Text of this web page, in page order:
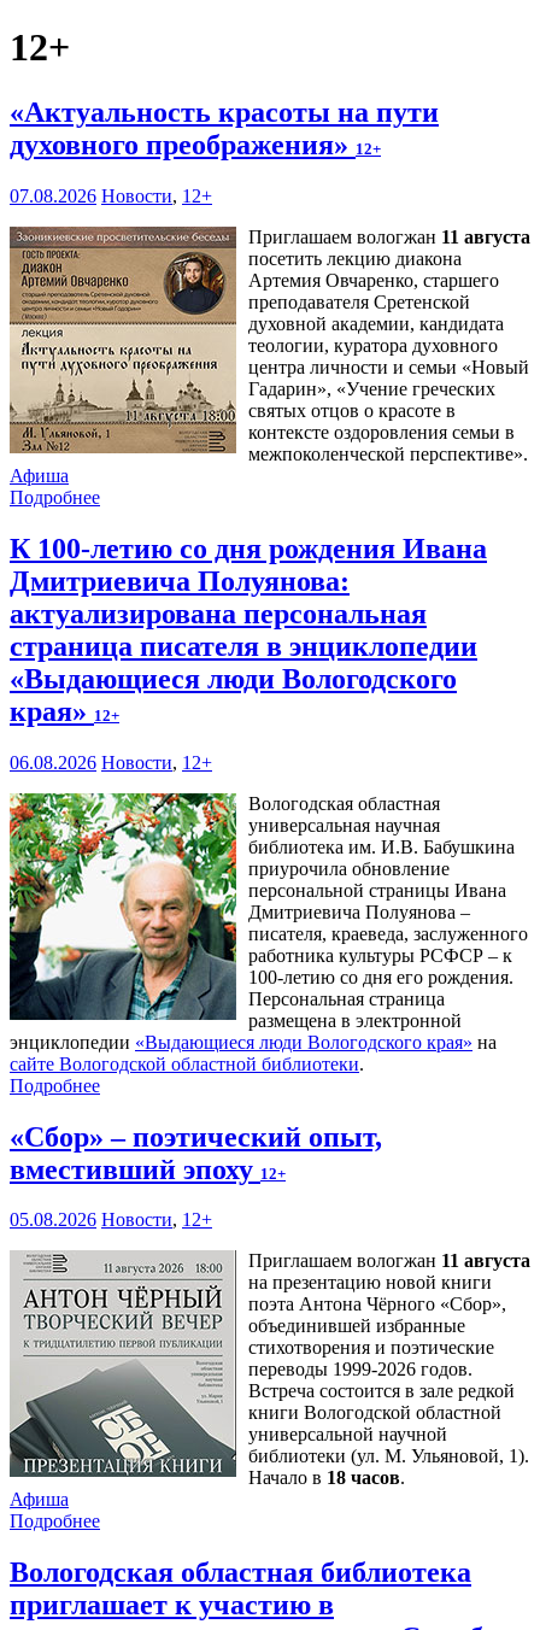
12+
«Актуальность красоты на пути
духовного преображения» 12+
07.08.2026 Новости, 12+
Приглашаем вологжан 11 августа
посетить лекцию диакона
Артемия Овчаренко, старшего
преподавателя Сретенской
духовной академии, кандидата
теологии, куратора духовного
центра личности и семьи «Новый
Гадарин», «Учение греческих
святых отцов о красоте в
контексте оздоровления семьи в
межпоколенческой перспективе».
Афиша
Подробнее
К 100-летию со дня рождения Ивана
Дмитриевича Полуянова:
актуализирована персональная
страница писателя в энциклопедии
«Выдающиеся люди Вологодского
края» 12+
06.08.2026 Новости, 12+
Вологодская областная
универсальная научная
библиотека им. И.В. Бабушкина
приурочила обновление
персональной страницы Ивана
Дмитриевича Полуянова –
писателя, краеведа, заслуженного
работника культуры РСФСР – к
100‑летию со дня его рождения.
Персональная страница
размещена в электронной
энциклопедии «Выдающиеся люди Вологодского края» на
сайте Вологодской областной библиотеки.
Подробнее
«Сбор» – поэтический опыт,
вместивший эпоху 12+
05.08.2026 Новости, 12+
Приглашаем вологжан 11 августа
на презентацию новой книги
поэта Антона Чёрного «Сбор»,
объединившей избранные
стихотворения и поэтические
переводы 1999-2026 годов.
Встреча состоится в зале редкой
книги Вологодской областной
универсальной научной
библиотеки (ул. М. Ульяновой, 1).
Начало в 18 часов.
Афиша
Подробнее
Вологодская областная библиотека
приглашает к участию в